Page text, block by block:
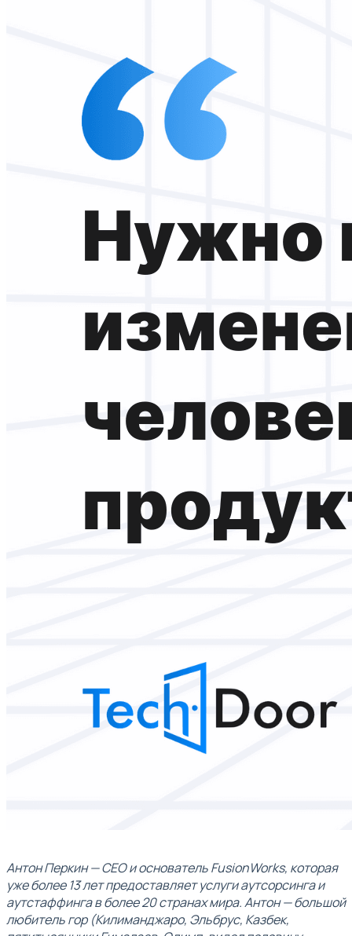
Антон Перкин — CEO и основатель FusionWorks, которая
уже более 13 лет предоставляет услуги аутсорсинга и
аутстаффинга в более 20 странах мира. Антон — большой
любитель гор (Килиманджаро, Эльбрус, Казбек,